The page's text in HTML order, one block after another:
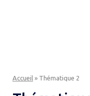
Accueil » Thématique 2